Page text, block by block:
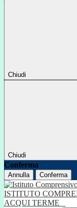
Chiudi
Chiudi
Conferma
Annulla Conferma
ISTITUTO
ACQUI TERME